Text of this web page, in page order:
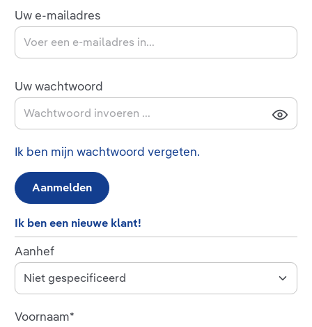
Uw e-mailadres
Uw wachtwoord
Ik ben mijn wachtwoord vergeten.
Aanmelden
Ik ben een nieuwe klant!
Persoonlijke informatie
Aanhef
Voornaam*